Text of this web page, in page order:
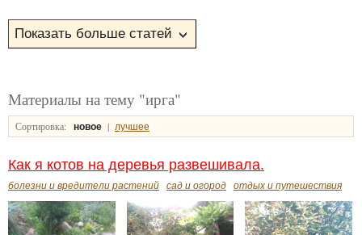
Материалы на тему "ирга"
Сортировка: новое | лучшее
Как я котов на деревья развешивала.
болезни и вредители растений сад и огород отдых и путешествия